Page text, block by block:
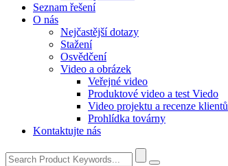
Seznam řešení
O nás
Nejčastější dotazy
Stažení
Osvědčení
Video a obrázek
Veřejné video
Produktové video a test Viedo
Video projektu a recenze klientů
Prohlídka továrny
Kontaktujte nás